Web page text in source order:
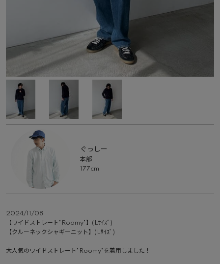
ぐっしー
本部
177cm
2024/11/08
【ワイドストレート"Roomy"】(Lｻｲｽﾞ)
【クルーネックシャギーニット】(Lｻｲｽﾞ)
大人気のワイドストレート"Roomy"を着用しました！